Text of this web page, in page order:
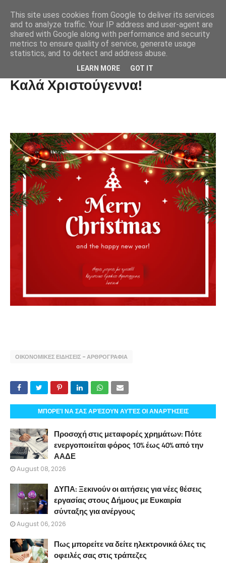
Χρόνια Πολλά σε όλους μας...
Καλά Χριστούγεννα!
ΟΙΚΟΝΟΜΙΚΕΣ ΕΙΔΗΣΕΙΣ - ΑΡΘΡΟΓΡΑΦΙΑ
ΜΠΟΡΕΊ ΝΑ ΣΑΣ ΑΡΈΣΟΥΝ ΑΥΤΈΣ ΟΙ ΑΝΑΡΤΉΣΕΙΣ
Προσοχή στις μεταφορές χρημάτων: Πότε
ενεργοποιείται φόρος 10% έως 40% από την
ΑΑΔΕ
August 08, 2026
ΔΥΠΑ: Ξεκινούν οι αιτήσεις για νέες θέσεις
εργασίας στους Δήμους με Ευκαιρία
σύνταξης για ανέργους
August 06, 2026
Πως μπορείτε να δείτε ηλεκτρονικά όλες τις
οφειλές σας στις τράπεζες
This site uses cookies from Google to deliver its services
and to analyze traffic. Your IP address and user-agent are
shared with Google along with performance and security
metrics to ensure quality of service, generate usage
statistics, and to detect and address abuse.
LEARN MORE GOT IT